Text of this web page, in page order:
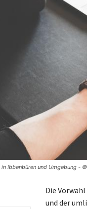
Ibbenbüren und Umgebung -
Die
und der